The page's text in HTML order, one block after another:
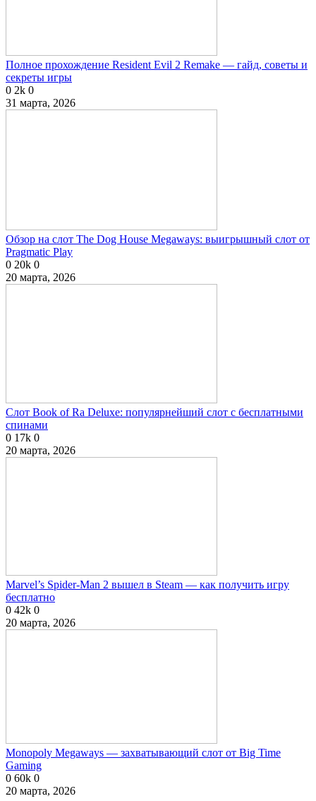
Полное прохождение Resident Evil 2 Remake — гайд, советы и
секреты игры
0 2k 0
31 марта, 2026
Обзор на слот The Dog House Megaways: выигрышный слот от
Pragmatic Play
0 20k 0
20 марта, 2026
Слот Book of Ra Deluxe: популярнейший слот с бесплатными
спинами
0 17k 0
20 марта, 2026
Marvel’s Spider-Man 2 вышел в Steam — как получить игру
бесплатно
0 42k 0
20 марта, 2026
Monopoly Megaways — захватывающий слот от Big Time
Gaming
0 60k 0
20 марта, 2026